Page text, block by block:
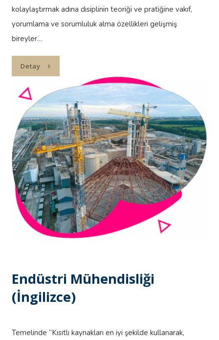
kolaylaştırmak adına disiplinin teoriği ve pratiğine vakıf,
yorumlama ve sorumluluk alma özellikleri gelişmiş
bireyler…
Detay
Endüstri Mühendisliği
(İngilizce)
Temelinde “Kısıtlı kaynakları en iyi şekilde kullanarak,